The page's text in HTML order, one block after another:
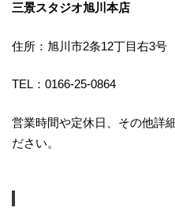
三景スタジオ旭川本店
住所：旭川市2条12丁目右3号
TEL：0166-25-0864
営業時間や定休日、その他詳
ださい。